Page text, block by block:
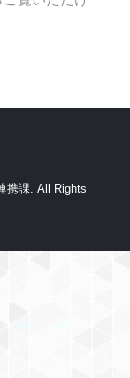
携課. All Rights